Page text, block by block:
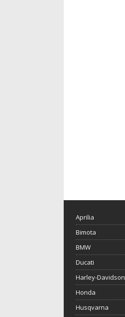
Aprilia
Bimota
BMW
Ducati
Harley-Davidson
Honda
Husqvarna